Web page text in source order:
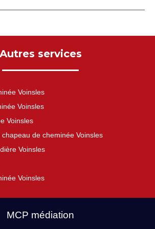
Autres services
Voinsles
Voinsles
Voinsles
de cheminée Voinsles
Voinsles
Voinsles
MCP médiation